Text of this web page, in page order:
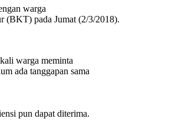
warga
(BKT) pada Jumat (2/3/2018).
warga meminta
ada tanggapan sama
pun dapat diterima.